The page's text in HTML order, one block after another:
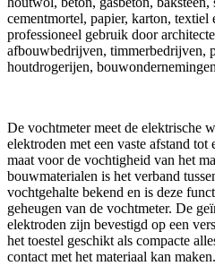
cementmortel, papier, karton, textiel
professioneel gebruik door
afbouwbedrijven, timmerbedrijven,
houtdrogerijen,
De vochtmeter meet de elektrische
elektroden met een vaste afstand tot
maat voor de vochtigheid van het
bouwmaterialen is het verband
vochtgehalte bekend en is deze
geheugen van de vochtmeter. De
elektroden zijn bevestigd op een
het toestel geschikt als compacte
contact met het materiaal kan maken.